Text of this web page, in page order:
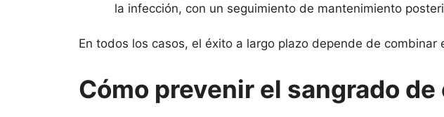
la infección, con un seguimiento de mantenimiento
En todos los casos, el éxito a largo plazo depende de
Cómo prevenir el sangrado de